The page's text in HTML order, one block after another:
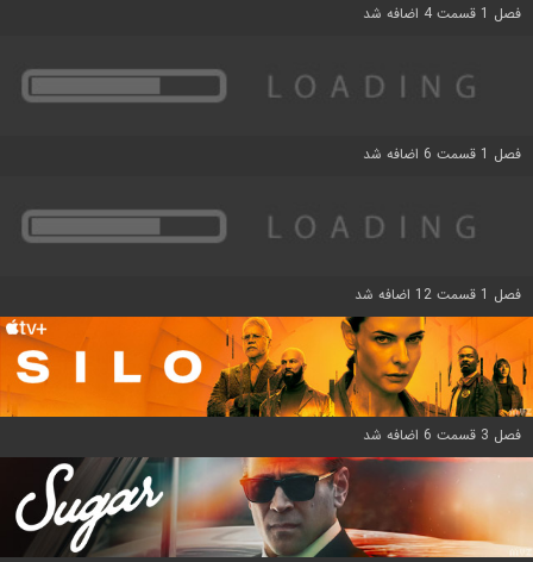
فصل 1 قسمت 4 اضافه شد
فصل 1 قسمت 6 اضافه شد
فصل 1 قسمت 12 اضافه شد
فصل 3 قسمت 6 اضافه شد